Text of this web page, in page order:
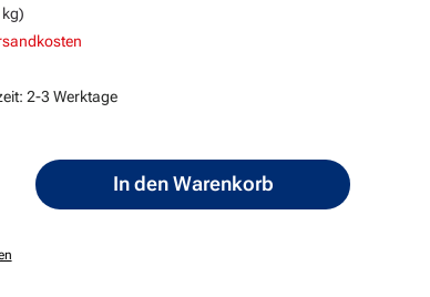
2-3 Werktage
Gib den gewünschten Wert ein
In den Warenkorb